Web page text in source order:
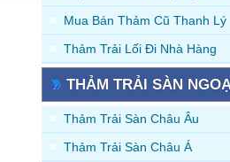
Mua Bán Thảm Cũ Thanh Lý
Thảm Trải Lối Đi Nhà Hàng
THẢM TRẢI SÀN
Thảm Trải Sàn Châu Âu
Thảm Trải Sàn Châu Á